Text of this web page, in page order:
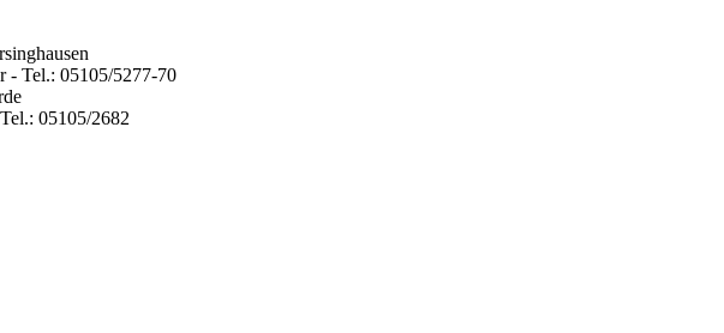
Tel.: 05105/5277-70
05105/2682